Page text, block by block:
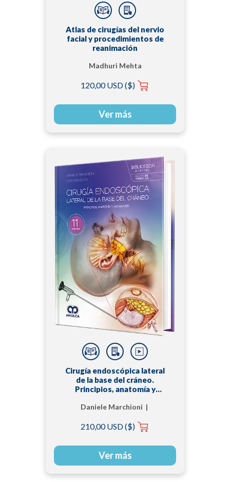
Atlas de cirugías del nervio
facial y procedimientos de
reanimación
Madhuri Mehta
120,00 USD ($)
Ver más
Cirugía endoscópica lateral
de la base del cráneo.
Principios, anatomía y
Daniele Marchioni |
210,00 USD ($)
Ver más